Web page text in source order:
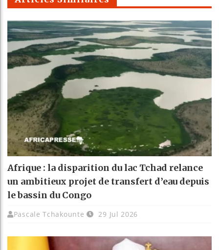
Afrique : la disparition du lac Tchad relance
un ambitieux projet de transfert d’eau depuis
le bassin du Congo
Pascale Tchakounte 29 Jul 2026